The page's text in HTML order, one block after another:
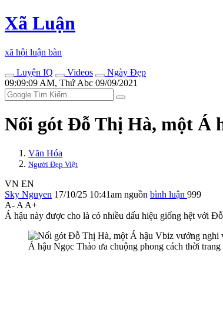
Xã Luận
xã hội luận bàn
Luyện IQ
Videos
Ngày Đẹp
09:09:09 AM, Thứ Abc 09/09/2021
Nối gót Đỗ Thị Hà, một Á
Văn Hóa
Người Đẹp Việt
VN EN
Sky Nguyen 17/10/25 10:41am nguồn bình luận 999
A- A A+
Á hậu này được cho là có nhiều dấu hiệu giống hệt với
Á hậu Ngọc Thảo ưa chuộng phong cách thời